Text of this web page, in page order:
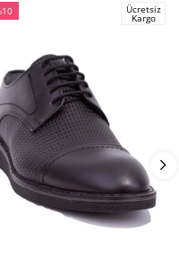
Ücretsiz
Kargo